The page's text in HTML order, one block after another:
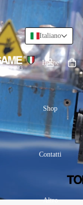
Home
Shop
Contatti
Altro
Italiano